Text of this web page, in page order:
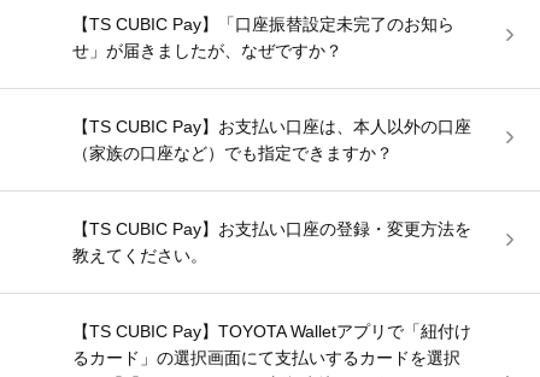
【TS CUBIC Pay】「口座振替設定未完了のお知ら
せ」が届きましたが、なぜですか？
【TS CUBIC Pay】お支払い口座は、本人以外の口座
（家族の口座など）でも指定できますか？
【TS CUBIC Pay】お支払い口座の登録・変更方法を
教えてください。
【TS CUBIC Pay】TOYOTA Walletアプリで「紐付け
るカード」の選択画面にて支払いするカードを選択